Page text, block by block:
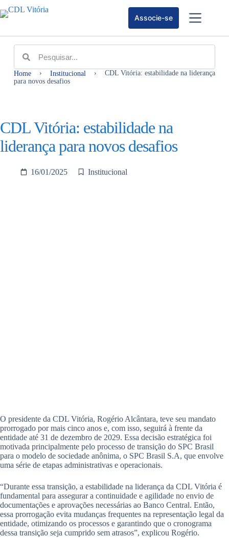
Associe-se
Home › Institucional ›
CDL Vitória: estabilidade na liderança
para novos desafios
CDL Vitória: estabilidade na
liderança para novos desafios
16/01/2025 Institucional
O presidente da CDL Vitória, Rogério Alcântara, teve seu mandato
prorrogado por mais cinco anos e, com isso, seguirá à frente da
entidade até 31 de dezembro de 2029. Essa decisão estratégica foi
motivada principalmente pelo processo de transição do SPC Brasil
para o modelo de sociedade anônima, o SPC Brasil S.A, que envolve
uma série de etapas administrativas e operacionais.
“Durante essa transição, a estabilidade na liderança da CDL Vitória é
fundamental para assegurar a continuidade e agilidade no envio de
documentações e aprovações necessárias ao Banco Central. Então,
essa prorrogação evita mudanças frequentes na representação legal da
entidade, otimizando os processos e garantindo que o cronograma
dessa transição seja cumprido sem atrasos”, explicou Rogério.